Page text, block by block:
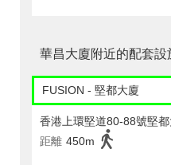
華昌大廈附近的配套設
FUSION - 堅都大廈
香港上環堅道80-88號堅
距離 450m